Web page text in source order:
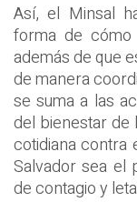
Así, el Minsal
forma de cómo
además de que
de manera
se suma a las
del bienestar de
cotidiana contra
Salvador sea el
de contagio y